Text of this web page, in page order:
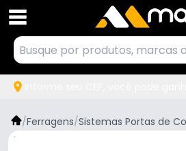
/Ferragens/Sistemas Portas de